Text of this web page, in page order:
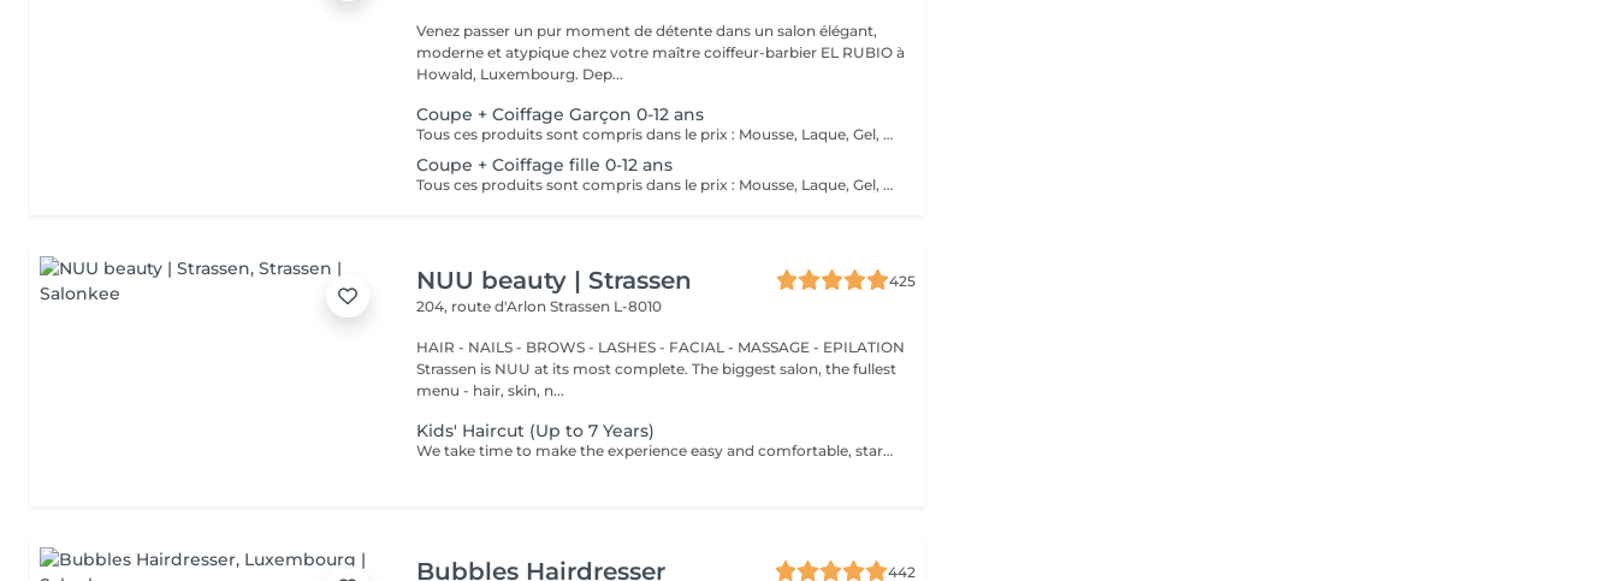
Venez passer un pur moment de détente dans un salon élégant,
moderne et atypique chez votre maître coiffeur-barbier EL RUBIO à
Howald, Luxembourg. Dep...
Coupe + Coiffage Garçon 0-12 ans
Tous ces produits sont compris dans le prix : Mousse, Laque, Gel, Soin démêlant, Shampoing spécifique. Tous les produits que nous utilisons sont des produits de qualité professionnelle.
Coupe + Coiffage fille 0-12 ans
Tous ces produits sont compris dans le prix : Mousse, Laque, Gel, Soin démêlant, Shampoing spécifique. Tous les produits que nous utilisons sont des produits de qualité professionnelle.
NUU beauty | Strassen
425
204, route d'ArlonStrassen L-8010
HAIR - NAILS - BROWS - LASHES - FACIAL - MASSAGE - EPILATION
Strassen is NUU at its most complete. The biggest salon, the fullest
menu - hair, skin, n...
Kids' Haircut (Up to 7 Years)
We take time to make the experience easy and comfortable, starting with a short talk to understand the look you want, followed by a careful cut.
Bubbles Hairdresser 442